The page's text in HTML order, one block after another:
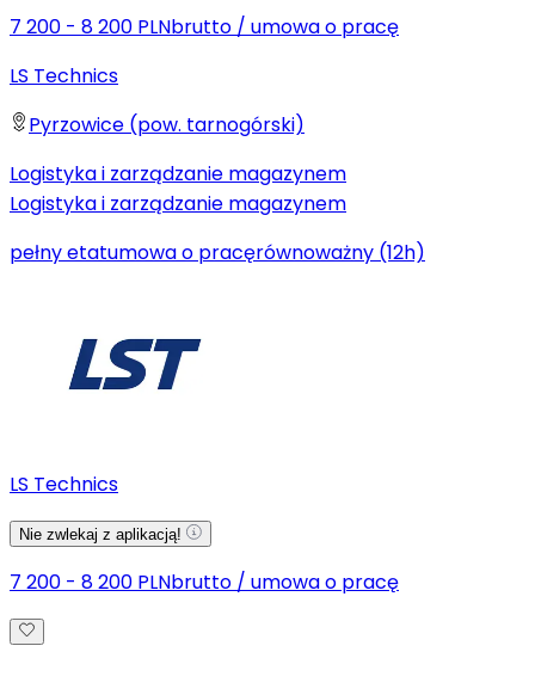
7 200 - 8 200 PLNbrutto / umowa o pracę
LS Technics
Pyrzowice (pow. tarnogórski)
Logistyka i zarządzanie magazynem
Logistyka i zarządzanie magazynem
pełny etatumowa o pracęrównoważny (12h)
LS Technics
Nie zwlekaj z aplikacją!
7 200 - 8 200 PLNbrutto / umowa o pracę